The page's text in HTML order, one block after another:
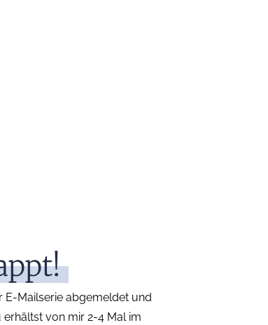
E-Mailserie abgemeldet und
erhältst von mir 2-4 Mal im